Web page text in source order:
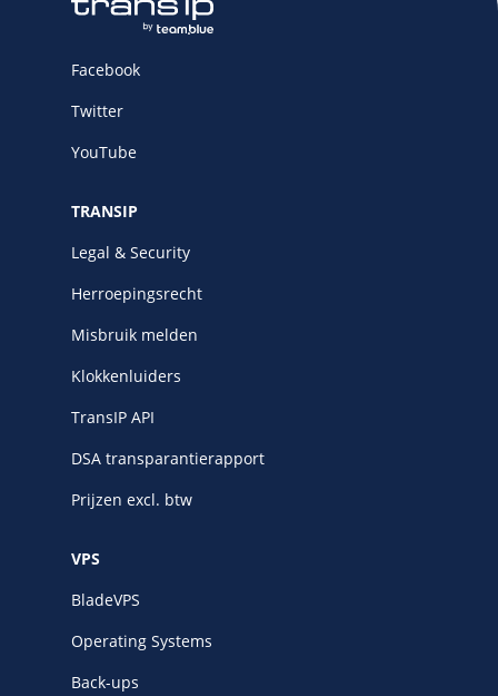
Facebook
Twitter
YouTube
TRANSIP
Legal & Security
Herroepingsrecht
Misbruik melden
Klokkenluiders
TransIP API
DSA transparantierapport
Prijzen excl. btw
VPS
BladeVPS
Operating Systems
Back-ups